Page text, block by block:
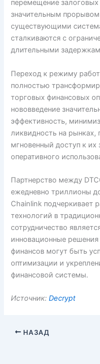
перемещение залоговых
значительным
существующими
сталкиваются с
длительными
Переход к режиму
полностью
торговых финансовых
нововведение
эффективность,
ликвидность на рынках,
мгновенный доступ к
оперативного
Партнерство между
ежедневно триллионы
Chainlink подчеркивает
технологий в
сотрудничество
инновационные
финансов могут быть
оптимизации и
финансовой системы.
Источник:Decrypt
НАЗАД